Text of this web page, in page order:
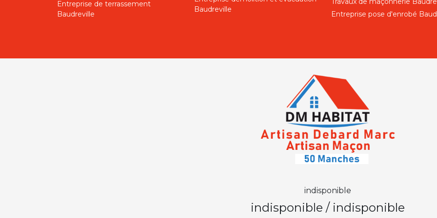
Entreprise de terrassement
Baudreville
Baudreville
Entreprise pose d'enrobé
indisponible
indisponible / indisponible